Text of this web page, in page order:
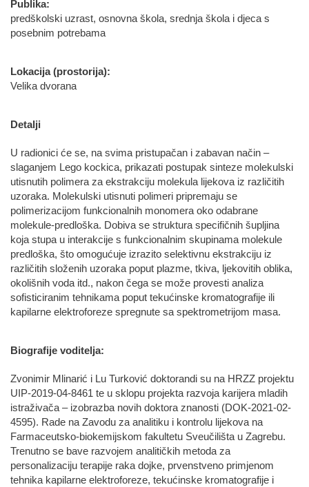
Publika:
predškolski uzrast, osnovna škola, srednja škola i djeca s
posebnim potrebama
Lokacija (prostorija):
Velika dvorana
Detalji
U radionici će se, na svima pristupačan i zabavan način –
slaganjem Lego kockica, prikazati postupak sinteze molekulski
utisnutih polimera za ekstrakciju molekula lijekova iz različitih
uzoraka. Molekulski utisnuti polimeri pripremaju se
polimerizacijom funkcionalnih monomera oko odabrane
molekule-predloška. Dobiva se struktura specifičnih šupljina
koja stupa u interakcije s funkcionalnim skupinama molekule
predloška, što omogućuje izrazito selektivnu ekstrakciju iz
različitih složenih uzoraka poput plazme, tkiva, ljekovitih oblika,
okolišnih voda itd., nakon čega se može provesti analiza
sofisticiranim tehnikama poput tekućinske kromatografije ili
kapilarne elektroforeze spregnute sa spektrometrijom masa.
Biografije voditelja:
Zvonimir Mlinarić i Lu Turković doktorandi su na HRZZ projektu
UIP-2019-04-8461 te u sklopu projekta razvoja karijera mladih
istraživača – izobrazba novih doktora znanosti (DOK-2021-02-
4595). Rade na Zavodu za analitiku i kontrolu lijekova na
Farmaceutsko-biokemijskom fakultetu Sveučilišta u Zagrebu.
Trenutno se bave razvojem analitičkih metoda za
personalizaciju terapije raka dojke, prvenstveno primjenom
tehnika kapilarne elektroforeze, tekućinske kromatografije i